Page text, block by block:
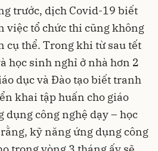
trước, dịch Covid-19 biết
việc tổ chức thi cũng không
cụ thể. Trong khi từ sau tết
học sinh nghỉ ở nhà hơn 2
dục và Đào tạo biết tranh
khai tập huấn cho giáo
dụng công nghệ dạy – học
kỹ năng ứng dụng công